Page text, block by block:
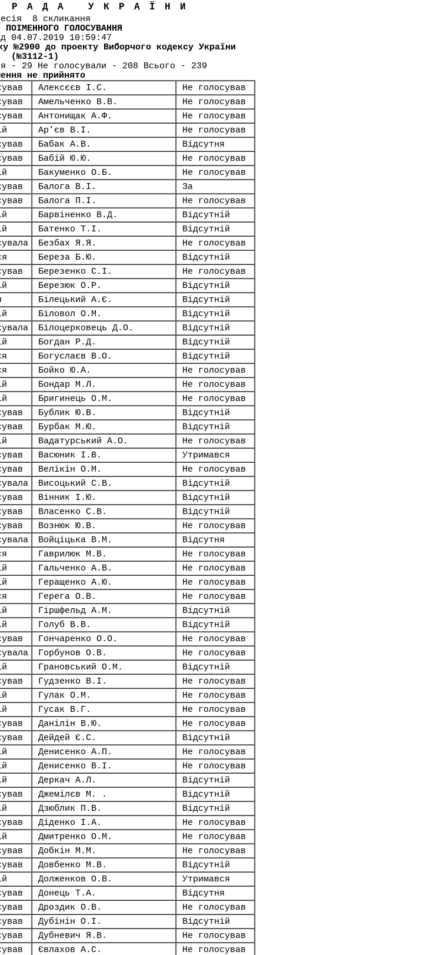
РАДА УКРАЇНИ
8 скликання
ПОІМЕННОГО ГОЛОСУВАННЯ
04.07.2019 10:59:47
№2900 до проекту Виборчого кодексу України
(№3112-1)
- 29 Не голосували - 208 Всього - 239
не прийнято
Алексєєв І.С.
Не голосував
Амельченко В.В.
Не голосував
Антонищак А.Ф.
Не голосував
Ар’єв В.І.
Не голосував
Бабак А.В.
Відсутня
Бабій Ю.Ю.
Не голосував
Бакуменко О.Б.
Не голосував
Балога В.І.
За
Балога П.І.
Не голосував
Барвіненко В.Д.
Відсутній
Батенко Т.І.
Відсутній
Безбах Я.Я.
Не голосував
Береза Б.Ю.
Відсутній
Березенко С.І.
Не голосував
Березюк О.Р.
Відсутній
Білецький А.Є.
Відсутній
Біловол О.М.
Відсутній
Білоцерковець Д.О.
Відсутній
Богдан Р.Д.
Відсутній
Богуслаєв В.О.
Відсутній
Бойко Ю.А.
Не голосував
Бондар М.Л.
Не голосував
Бригинець О.М.
Не голосував
Бублик Ю.В.
Відсутній
Бурбак М.Ю.
Відсутній
Вадатурський А.О.
Не голосував
Васюник І.В.
Утримався
Велікін О.М.
Не голосував
Висоцький С.В.
Відсутній
Вінник І.Ю.
Відсутній
Власенко С.В.
Відсутній
Вознюк Ю.В.
Не голосував
Войціцька В.М.
Відсутня
Гаврилюк М.В.
Не голосував
Гальченко А.В.
Не голосував
Геращенко А.Ю.
Не голосував
Герега О.В.
Не голосував
Гіршфельд А.М.
Відсутній
Голуб В.В.
Відсутній
Гончаренко О.О.
Не голосував
Горбунов О.В.
Не голосував
Грановський О.М.
Відсутній
Гудзенко В.І.
Не голосував
Гулак О.М.
Не голосував
Гусак В.Г.
Не голосував
Данілін В.Ю.
Не голосував
Дейдей Є.С.
Відсутній
Денисенко А.П.
Не голосував
Денисенко В.І.
Не голосував
Деркач А.Л.
Відсутній
Джемілєв М. .
Відсутній
Дзюблик П.В.
Відсутній
Діденко І.А.
Не голосував
Дмитренко О.М.
Не голосував
Добкін М.М.
Не голосував
Довбенко М.В.
Відсутній
Долженков О.В.
Утримався
Донець Т.А.
Відсутня
Дроздик О.В.
Не голосував
Дубінін О.І.
Відсутній
Дубневич Я.В.
Не голосував
Євлахов А.С.
Не голосував